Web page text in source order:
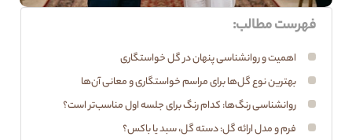
فهرست مطالب:
اهمیت و روانشناسی پنهان در گل خواستگاری
بهترین نوع گل‌ها برای مراسم خواستگاری و معانی آن‌ها
روانشناسی رنگ‌ها: کدام رنگ برای جلسه اول مناسب‌تر است؟
فرم و مدل ارائه گل: دسته گل، سبد یا باکس؟